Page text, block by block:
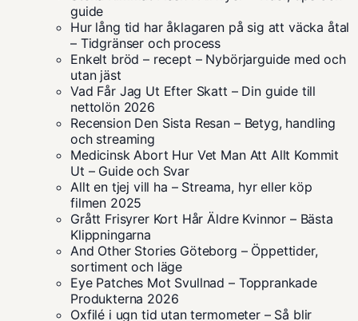
guide
Hur lång tid har åklagaren på sig att väcka åtal
– Tidgränser och process
Enkelt bröd – recept – Nybörjarguide med och
utan jäst
Vad Får Jag Ut Efter Skatt – Din guide till
nettolön 2026
Recension Den Sista Resan – Betyg, handling
och streaming
Medicinsk Abort Hur Vet Man Att Allt Kommit
Ut – Guide och Svar
Allt en tjej vill ha – Streama, hyr eller köp
filmen 2025
Grått Frisyrer Kort Hår Äldre Kvinnor – Bästa
Klippningarna
And Other Stories Göteborg – Öppettider,
sortiment och läge
Eye Patches Mot Svullnad – Topprankade
Produkterna 2026
Oxfilé i ugn tid utan termometer – Så blir